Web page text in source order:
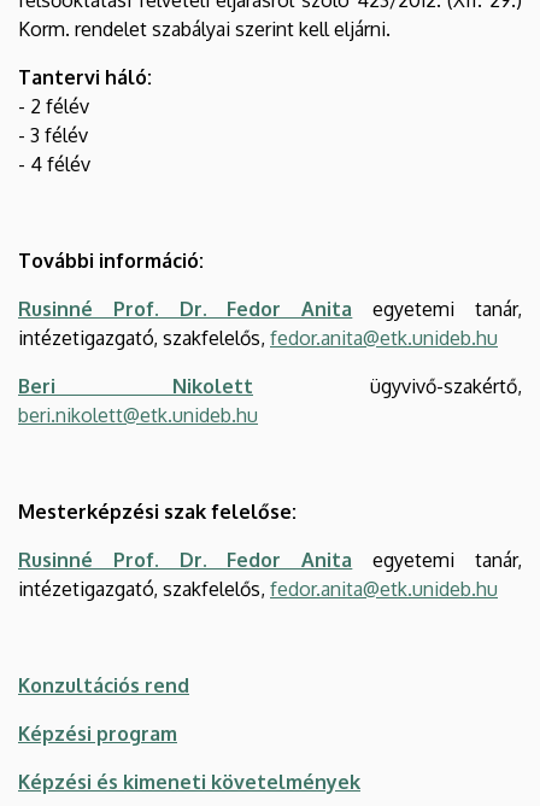
Korm. rendelet szabályai szerint kell eljárni.
Tantervi háló:
- 2 félév
- 3 félév
- 4 félév
További információ:
Rusinné Prof. Dr. Fedor Anita egyetemi tanár,
intézetigazgató, szakfelelős, fedor.anita@etk.unideb.hu
Beri Nikolett ügyvivő-szakértő,
beri.nikolett@etk.unideb.hu
Mesterképzési szak felelőse:
Rusinné Prof. Dr. Fedor Anita egyetemi tanár,
intézetigazgató, szakfelelős, fedor.anita@etk.unideb.hu
Konzultációs rend
Képzési program
Képzési és kimeneti követelmények